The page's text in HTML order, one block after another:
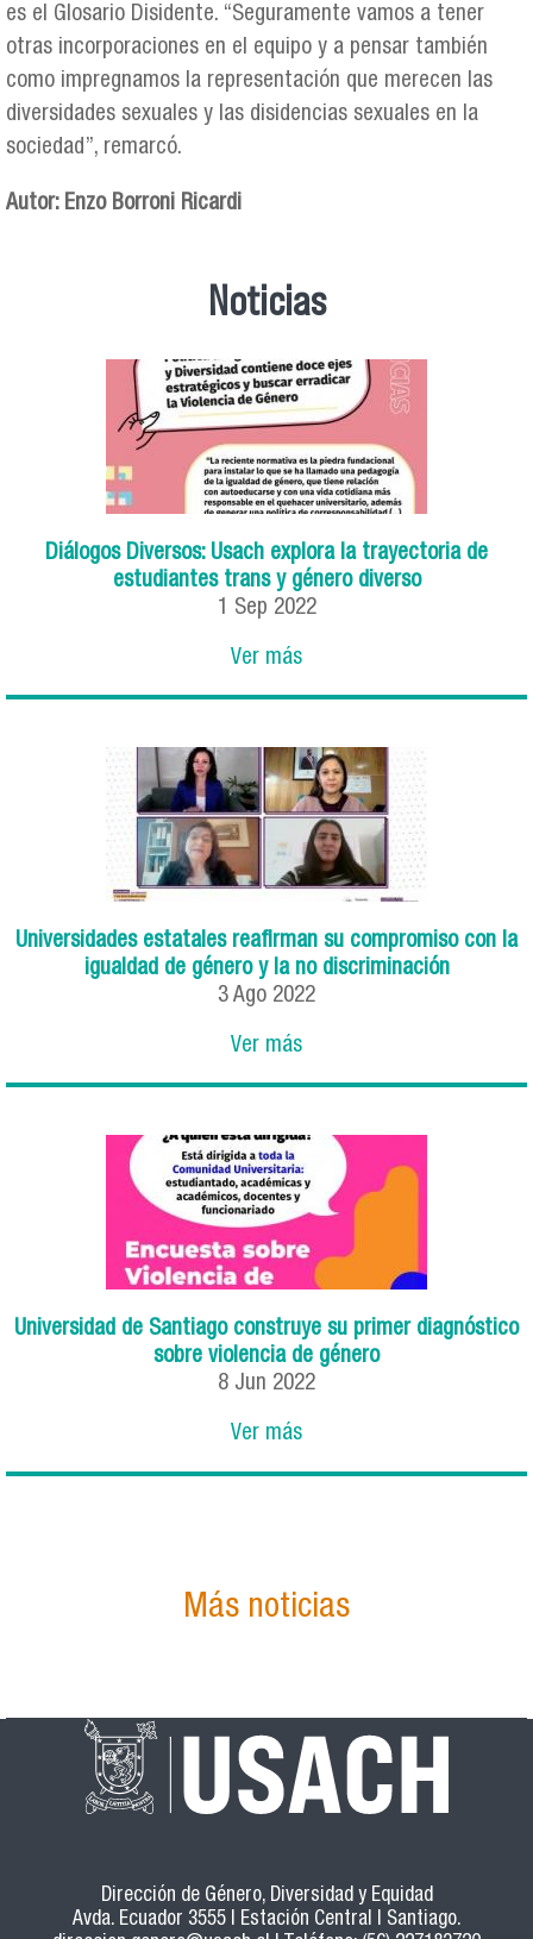
es el Glosario Disidente. “Seguramente vamos a tener
otras incorporaciones en el equipo y a pensar también
como impregnamos la representación que merecen las
diversidades sexuales y las disidencias sexuales en la
sociedad”, remarcó.
Autor: Enzo Borroni Ricardi
Noticias
Diálogos Diversos: Usach explora la trayectoria de
estudiantes trans y género diverso
1 Sep 2022
Ver más
Universidades estatales reafirman su compromiso con la
igualdad de género y la no discriminación
3 Ago 2022
Ver más
Universidad de Santiago construye su primer diagnóstico
sobre violencia de género
8 Jun 2022
Ver más
Más noticias
Dirección de Género, Diversidad y Equidad
Avda. Ecuador 3555 | Estación Central | Santiago.